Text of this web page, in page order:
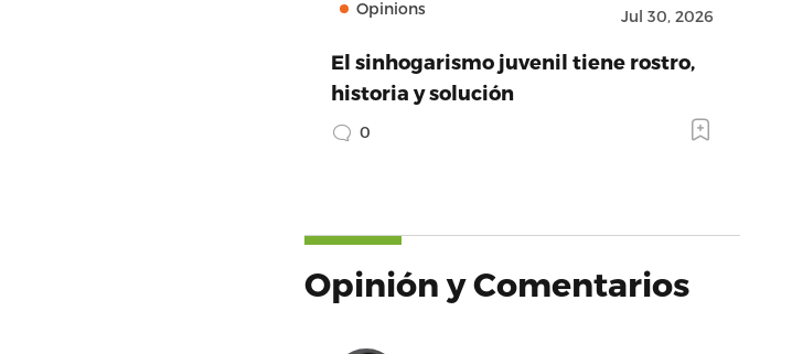
Opinions Jul 30, 2026
El sinhogarismo juvenil tiene rostro,
historia y solución
0
Opinión y Comentarios